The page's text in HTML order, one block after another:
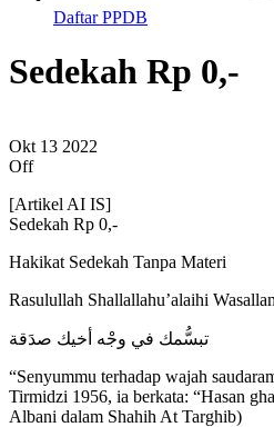
Daftar PPDB
Sedekah Rp 0,-
Okt 13 2022
Off
[Artikel AI IS]
Sedekah Rp 0,-
Hakikat Sedekah Tanpa Materi
Rasulullah Shallallahu’alaihi
تبسُّمك في وجْه أخيك صدَقة
“Senyummu terhadap wajah
Tirmidzi 1956, ia berkata: “Hasan
Albani dalam Shahih At Targhib)